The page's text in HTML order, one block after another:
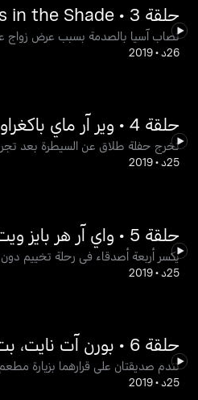
حلقة 3 • 3rd & Bonaparte is Always in the Shade
تصاب آسيا بالصدمة بسبب عرض زواج
26د •
2019
حلقة 4 • وير آر ماي باكغراوند سنجرز?
تخرج حفلة طلاق عن السيطرة بعد
25د •
2019
حلقة 5 • واي آر هر بايز ويت، لورد؟
يكسر أربعة أصدقاء في رحلة تخييم
25د •
2019
حلقة 6 • بورن آت نايت، بت نوت لاست نايت
تندم صديقتان على قرارهما بزيارة
25د •
2019